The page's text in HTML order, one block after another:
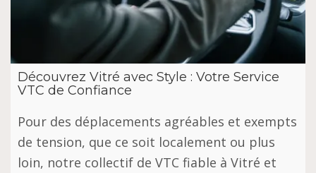
Découvrez Vitré avec Style : Votre Service
VTC de Confiance
Pour des déplacements agréables et exempts
de tension, que ce soit localement ou plus
loin, notre collectif de VTC fiable à Vitré et